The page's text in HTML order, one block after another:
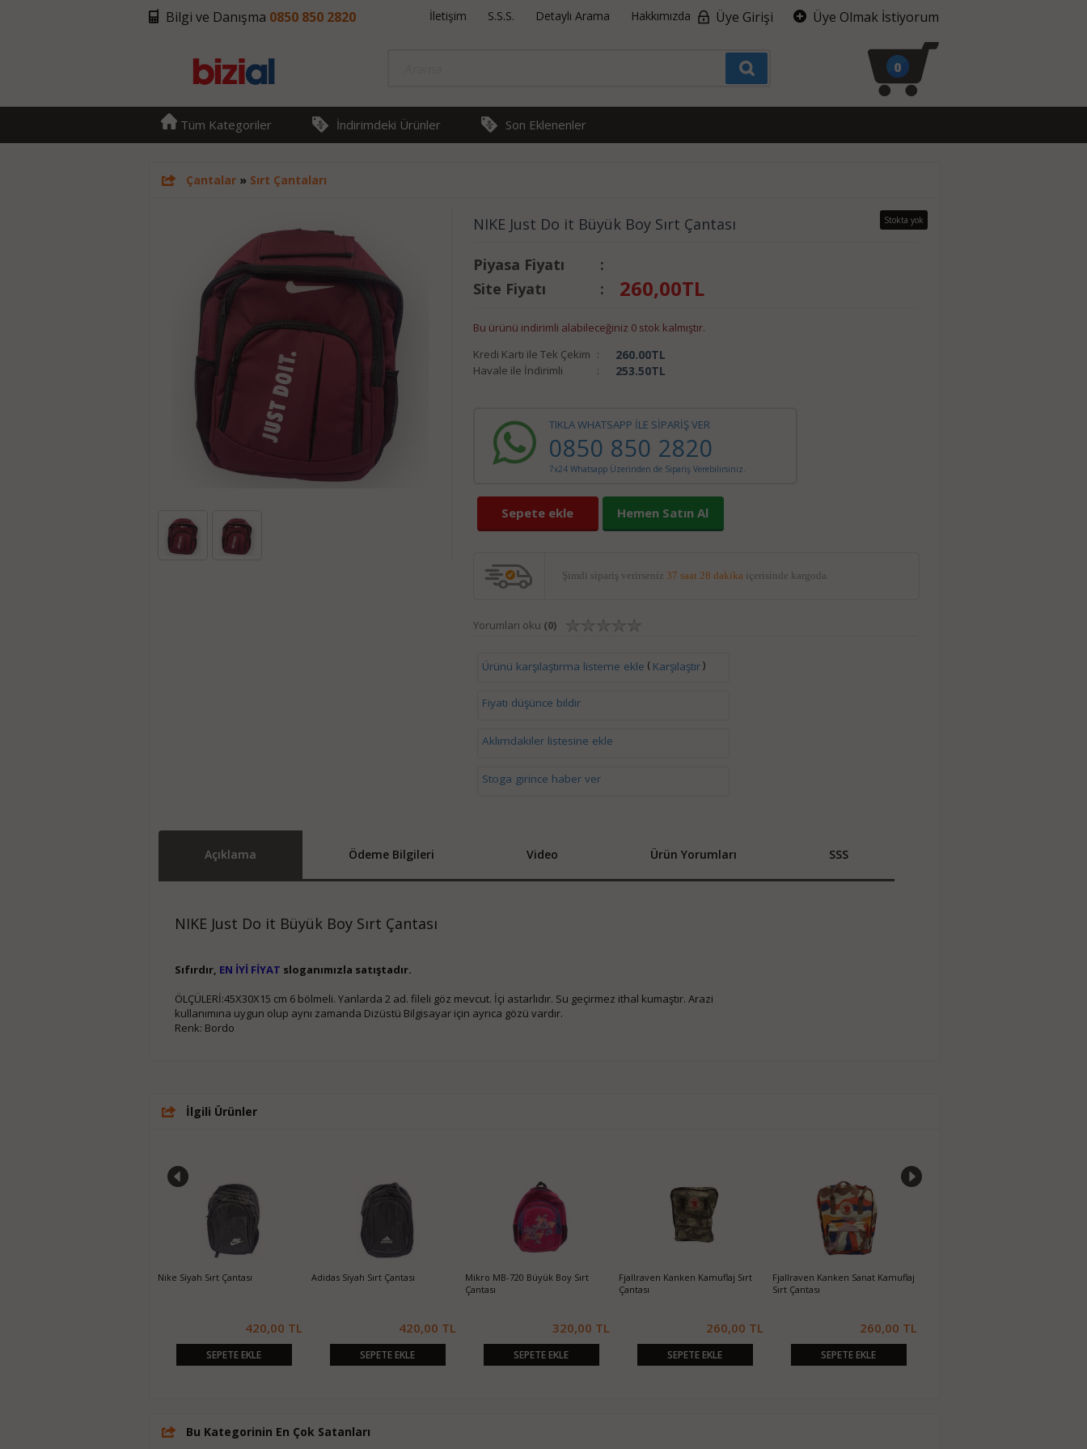
Bilgi ve Danışma 0850 850 2820 İletişim S.S.S. Detaylı Arama Hakkımızda Üye Girişi Üye Olmak İstiyorum
0
Tüm Kategoriler İndirimdeki Ürünler Son Eklenenler
Çantalar» Sırt Çantaları
Stokta yok
NIKE Just Do it Büyük Boy Sırt Çantası
Piyasa Fiyatı
:
Site Fiyatı
: 260,00TL
Bu ürünü indirimli alabileceğiniz 0 stok kalmıştır.
Kredi Kartı ile Tek Çekim : 260.00TL
Havale ile İndirimli : 253.50TL
TIKLA WHATSAPP İLE SİPARİŞ VER
0850 850 2820
7x24 Whatsapp Üzerinden de Sipariş Verebilirsiniz.
Sepete ekle Hemen Satın Al
Şimdi sipariş verirseniz 37 saat 28 dakika içerisinde kargoda.
Yorumları oku (0)
Ürünü karşılaştırma listeme ekle ( Karşılaştır)
Fiyatı düşünce bildir
Aklımdakiler listesine ekle
Stoga girince haber ver
Açıklama Ödeme Bilgileri Video Ürün Yorumları SSS
NIKE Just Do it Büyük Boy Sırt Çantası
Sıfırdır, EN İYİ FİYAT sloganımızla satıştadır.
ÖLÇÜLERİ:45X30X15 cm 6 bölmeli. Yanlarda 2 ad. fileli göz mevcut. İçi astarlıdır. Su geçirmez ithal kumaştır. Arazi
kullanımına uygun olup aynı zamanda Dizüstü Bilgisayar için ayrıca gözü vardır.
Renk: Bordo
İlgili Ürünler
Fjallraven Kanken Kamuflaj Sırt
260,00 TL
SEPETE EKLE
Fjallraven Kanken Sanat Kamuflaj
260,00 TL
SEPETE EKLE
NIKE Büyük Boy Okul Sırt Çantası .
420,00 TL
SEPETE EKLE
Cacharel Siyah Deri Sırt Çantası
1.100,00 TL
SEPETE EKLE
Kanken Uniseks Sırt Çantası
110,00 TL
SEPETE EKLE
Bu Kategorinin En Çok Satanları